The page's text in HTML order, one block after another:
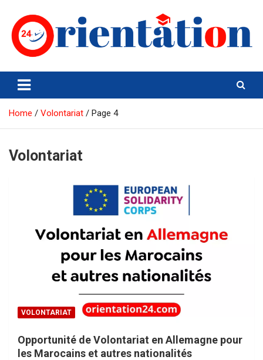
content
Orientation24
Emploi et Orientation au Maroc
Home Volontariat Page 4
Volontariat
VOLONTARIAT
Opportunité de Volontariat en Allemagne pour
les Marocains et autres nationalités